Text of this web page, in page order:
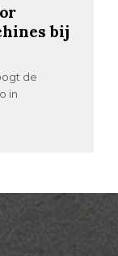
bij
de
in